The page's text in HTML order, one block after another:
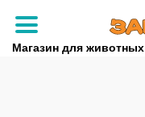
Магазин для